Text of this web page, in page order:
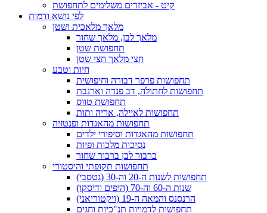
קיט - אביזרים משלימים לתחפושת
לפי נושא ודמות
מלאך מלאכית ושטן
מלאך לבן, מלאך שחור
תחפושת שטן
חצי מלאך חצי שטן
חיות וטבע
תחפושות פרפר דבורה וחיפושית
תחפושות לחתולה, דב פנדה וארנבת
תחפושת טווס
תחפושות לאיילה, אריה ותות
תחפושות מהאגדות ופנטזיה
תחפושות מהאגדות וסיפורי ילדים
נסיכות מלכות ופיות
ברבור לבן ברבור שחור
תחפושות תקופתי והיסטורי
תחפושות לשנות ה-20 וה-30 (גטסבי)
שנות ה-60 וה-70 (היפים ודיסקו)
הרנסנס והמאה ה-19 (ויקטוריאני)
תחפושות לדמויות תנ"כיות וחגים